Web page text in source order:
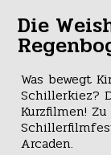
Die
Was bewegt
Schillerkiez?
Kurzfilmen!
Arcaden.